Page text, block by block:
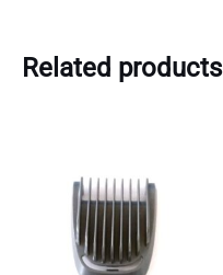
Related products